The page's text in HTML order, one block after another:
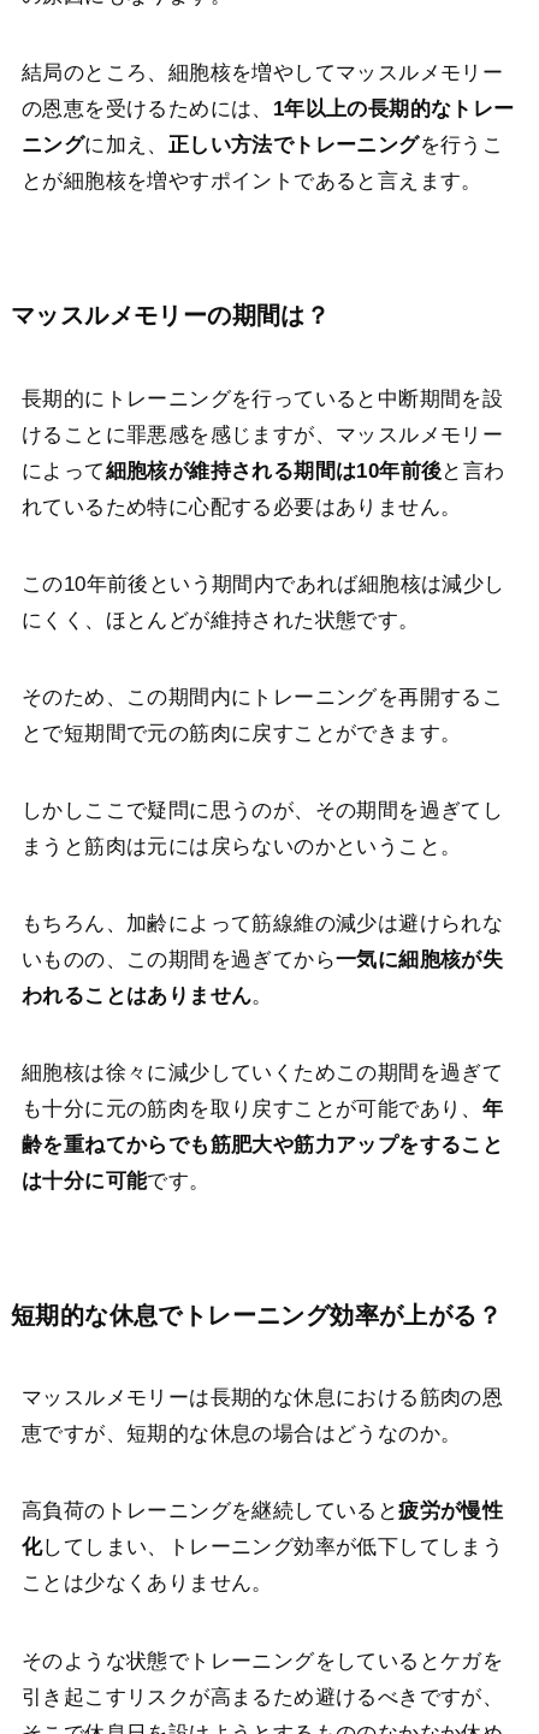
結局のところ、細胞核を増やしてマッスルメモリー
の恩恵を受けるためには、 1年以上の長期的なトレー
ニングに加え、 正しい方法でトレーニングを行うこ
とが細胞核を増やすポイントであると言えます。
マッスルメモリーの期間は？
長期的にトレーニングを行っていると中断期間を設
けることに罪悪感を感じますが、マッスルメモリー
によって細胞核が維持される期間は10年前後と言わ
れているため特に心配する必要はありません。
この10年前後という期間内であれば細胞核は減少し
にくく、ほとんどが維持された状態です。
そのため、この期間内にトレーニングを再開するこ
とで短期間で元の筋肉に戻すことができます。
しかしここで疑問に思うのが、その期間を過ぎてし
まうと筋肉は元には戻らないのかということ。
もちろん、加齢によって筋線維の減少は避けられな
いものの、この期間を過ぎてから一気に細胞核が失
われることはありません。
細胞核は徐々に減少していくためこの期間を過ぎて
も十分に元の筋肉を取り戻すことが可能であり、 年
齢を重ねてからでも筋肥大や筋力アップをすること
は十分に可能です。
短期的な休息でトレーニング効率が上がる？
マッスルメモリーは長期的な休息における筋肉の恩
恵ですが、短期的な休息の場合はどうなのか。
高負荷のトレーニングを継続していると疲労が慢性
化してしまい、トレーニング効率が低下してしまう
ことは少なくありません。
そのような状態でトレーニングをしているとケガを
引き起こすリスクが高まるため避けるべきですが、